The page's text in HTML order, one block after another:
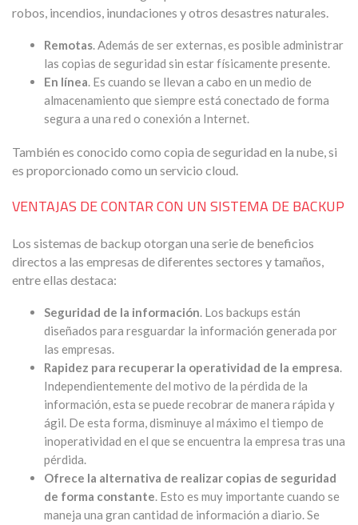
robos, incendios, inundaciones y otros desastres naturales.
Remotas. Además de ser externas, es posible administrar
las copias de seguridad sin estar físicamente presente.
En línea. Es cuando se llevan a cabo en un medio de
almacenamiento que siempre está conectado de forma
segura a una red o conexión a Internet.
También es conocido como copia de seguridad en la nube, si
es proporcionado como un servicio cloud.
VENTAJAS DE CONTAR CON UN SISTEMA DE BACKUP
Los sistemas de backup otorgan una serie de beneficios
directos a las empresas de diferentes sectores y tamaños,
entre ellas destaca:
Seguridad de la información. Los backups están
diseñados para resguardar la información generada por
las empresas.
Rapidez para recuperar la operatividad de la empresa.
Independientemente del motivo de la pérdida de la
información, esta se puede recobrar de manera rápida y
ágil. De esta forma, disminuye al máximo el tiempo de
inoperatividad en el que se encuentra la empresa tras una
pérdida.
Ofrece la alternativa de realizar copias de seguridad
de forma constante. Esto es muy importante cuando se
maneja una gran cantidad de información a diario. Se